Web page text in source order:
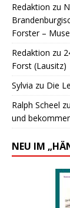
Redaktion zu
Forster –
Redaktion zu
Forst (Lausitz)
Sylvia zu Die
Ralph Scheel zu
und
NEU IM